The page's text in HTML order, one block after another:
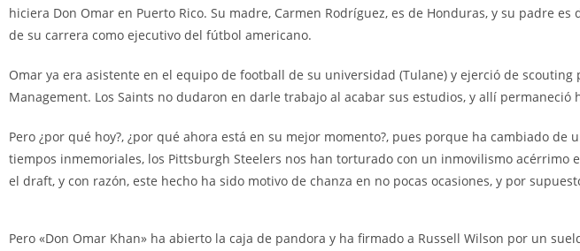
hiciera Don Omar en Puerto Rico. Su madre, Carmen Rodríguez, es de Honduras, y su padre
de su carrera como ejecutivo del fútbol americano.
Omar ya era asistente en el equipo de football de su universidad (Tulane) y ejerció de
Management. Los Saints no dudaron en darle trabajo al acabar sus estudios, y allí
Pero ¿por qué hoy?, ¿por qué ahora está en su mejor momento?, pues porque ha cambiado
tiempos inmemoriales, los Pittsburgh Steelers nos han torturado con un inmovilismo acérrimo
el draft, y con razón, este hecho ha sido motivo de chanza en no pocas ocasiones, y por
Pero «Don Omar Khan» ha abierto la caja de pandora y ha firmado a Russell Wilson por un